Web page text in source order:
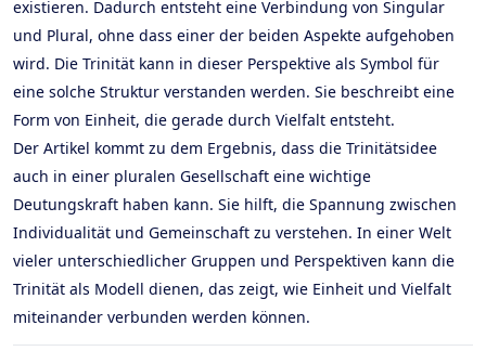
existieren. Dadurch entsteht eine Verbindung von Singular
und Plural, ohne dass einer der beiden Aspekte aufgehoben
wird. Die Trinität kann in dieser Perspektive als Symbol für
eine solche Struktur verstanden werden. Sie beschreibt eine
Form von Einheit, die gerade durch Vielfalt entsteht.
Der Artikel kommt zu dem Ergebnis, dass die Trinitätsidee
auch in einer pluralen Gesellschaft eine wichtige
Deutungskraft haben kann. Sie hilft, die Spannung zwischen
Individualität und Gemeinschaft zu verstehen. In einer Welt
vieler unterschiedlicher Gruppen und Perspektiven kann die
Trinität als Modell dienen, das zeigt, wie Einheit und Vielfalt
miteinander verbunden werden können.